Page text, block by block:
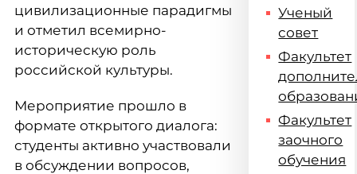
цивилизационные парадигмы
и отметил всемирно-
историческую роль
российской культуры.
Мероприятие прошло в
формате открытого диалога:
студенты активно участвовали
в обсуждении вопросов,
Ученый
совет
Факультет
Факультет
заочного
обучения